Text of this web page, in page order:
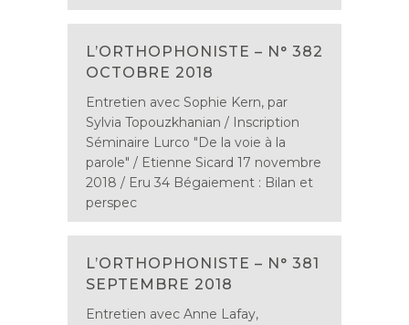
L’ORTHOPHONISTE – N° 382
OCTOBRE 2018
Entretien avec Sophie Kern, par
Sylvia Topouzkhanian / Inscription
Séminaire Lurco "De la voie à la
parole" / Etienne Sicard 17 novembre
2018 / Eru 34 Bégaiement : Bilan et
perspec
L’ORTHOPHONISTE – N° 381
SEPTEMBRE 2018
Entretien avec Anne Lafay,